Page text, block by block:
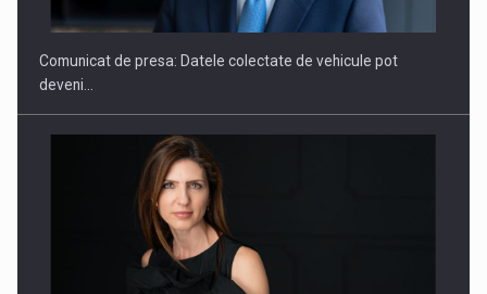
PUTTING ROMANIAN CORPORATE COMPANIES ON THE
Comunicat de presa: Datele colectate de vehicule pot
deveni…